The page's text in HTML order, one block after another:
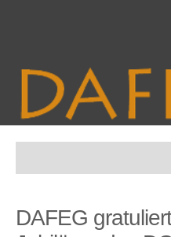
Mitarbeit
DAFEG